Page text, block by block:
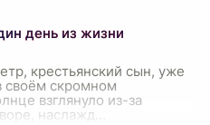
день из жизни
крестьянский сын, уже
своём скромном
взглянуло из-за
наслажд